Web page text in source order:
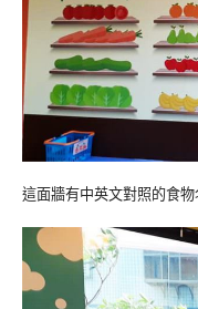
這面牆有中英文對照的食